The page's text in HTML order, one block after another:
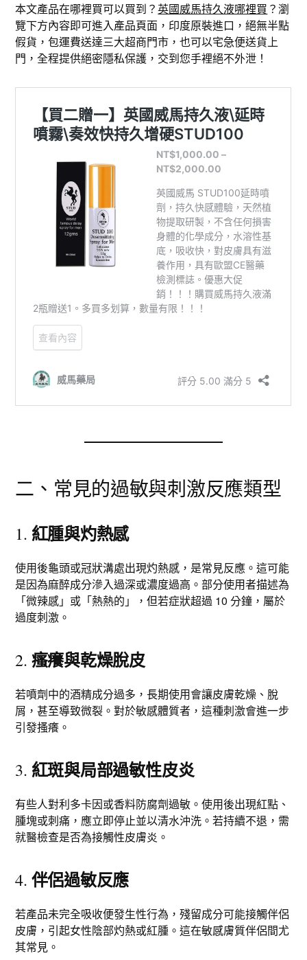
本文產品在哪裡買可以買到？英國威馬持久液哪裡買 ？瀏
覽下方內容即可進入產品頁面，印度原裝進口，絕無半點
假貨，包運費送達三大超商門市，也可以宅急便送貨上
門，全程提供絕密隱私保護，交到您手裡絕不外泄！
二、常見的過敏與刺激反應類型
1. 紅腫與灼熱感
使用後龜頭或冠狀溝處出現灼熱感，是常見反應。這可能
是因為麻醉成分滲入過深或濃度過高。部分使用者描述為
「微辣感」或「熱熱的」，但若症狀超過 10 分鐘，屬於
過度刺激。
2. 瘙癢與乾燥脫皮
若噴劑中的酒精成分過多，長期使用會讓皮膚乾燥、脫
屑，甚至導致微裂。對於敏感體質者，這種刺激會進一步
引發搔癢。
3. 紅斑與局部過敏性皮炎
有些人對利多卡因或香料防腐劑過敏。使用後出現紅點、
腫塊或刺痛，應立即停止並以清水沖洗。若持續不退，需
就醫檢查是否為接觸性皮膚炎。
4. 伴侶過敏反應
若產品未完全吸收便發生性行為，殘留成分可能接觸伴侶
皮膚，引起女性陰部灼熱或紅腫。這在敏感膚質伴侶間尤
其常見。